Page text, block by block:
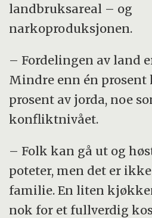
landbruksareal – og
narkoproduksjonen.
– Fordelingen av land
Mindre enn én prosent
prosent av jorda, noe
konfliktnivået.
– Folk kan gå ut og
poteter, men det er
familie. En liten
nok for et fullverdig